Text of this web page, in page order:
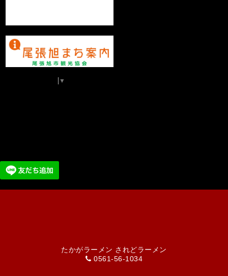
▼
たかがラーメン されどラーメン
0561-56-1034